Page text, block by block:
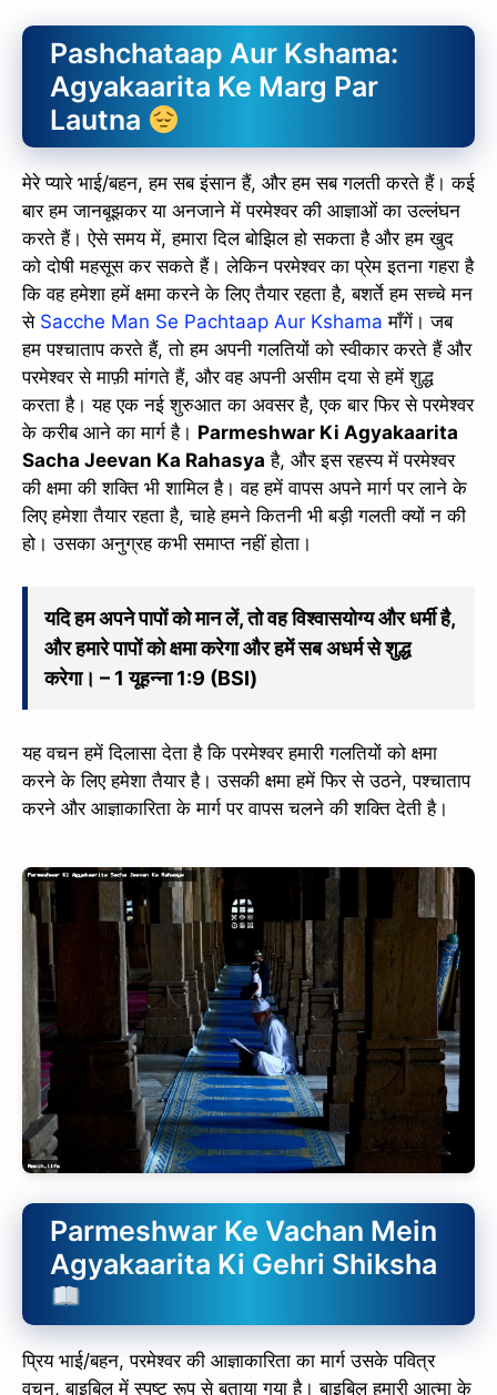
Pashchataap Aur Kshama:
Agyakaarita Ke Marg Par
Lautna
मेरे प्यारे भाई/बहन, हम सब इंसान हैं, और हम सब गलती करते हैं। कई
बार हम जानबूझकर या अनजाने में परमेश्वर की आज्ञाओं का उल्लंघन
करते हैं। ऐसे समय में, हमारा दिल बोझिल हो सकता है और हम खुद
को दोषी महसूस कर सकते हैं। लेकिन परमेश्वर का प्रेम इतना गहरा है
कि वह हमेशा हमें क्षमा करने के लिए तैयार रहता है, बशर्ते हम सच्चे मन
से Sacche Man Se Pachtaap Aur Kshama माँगें। जब
हम पश्चाताप करते हैं, तो हम अपनी गलतियों को स्वीकार करते हैं और
परमेश्वर से माफ़ी मांगते हैं, और वह अपनी असीम दया से हमें शुद्ध
करता है। यह एक नई शुरुआत का अवसर है, एक बार फिर से परमेश्वर
के करीब आने का मार्ग है। Parmeshwar Ki Agyakaarita
Sacha Jeevan Ka Rahasya है, और इस रहस्य में परमेश्वर
की क्षमा की शक्ति भी शामिल है। वह हमें वापस अपने मार्ग पर लाने के
लिए हमेशा तैयार रहता है, चाहे हमने कितनी भी बड़ी गलती क्यों न की
हो। उसका अनुग्रह कभी समाप्त नहीं होता।
यदि हम अपने पापों को मान लें, तो वह विश्वासयोग्य और धर्मी है,
और हमारे पापों को क्षमा करेगा और हमें सब अधर्म से शुद्ध
करेगा। – 1 यूहन्ना 1:9 (BSI)
यह वचन हमें दिलासा देता है कि परमेश्वर हमारी गलतियों को क्षमा
करने के लिए हमेशा तैयार है। उसकी क्षमा हमें फिर से उठने, पश्चाताप
करने और आज्ञाकारिता के मार्ग पर वापस चलने की शक्ति देती है।
Parmeshwar Ke Vachan Mein
Agyakaarita Ki Gehri Shiksha
प्रिय भाई/बहन, परमेश्वर की आज्ञाकारिता का मार्ग उसके पवित्र
वचन, बाइबिल में स्पष्ट रूप से बताया गया है। बाइबिल हमारी आत्मा के
slice - A new bank, for new India
आज ही Slice App डाउनलोड करें और Slice क्रेडिट कार्ड के ज़रिए अपना पहला
UPI पेमेंट करें। पेमेंट करते ही आपको तुरंत ₹500 का कैशबैक मिलेगा!
(रेफरल कोड डालना न भूलें: &AALOK98817)
Install Now